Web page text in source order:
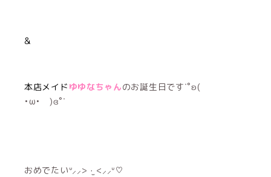
&
本店メイド ゆゆなちゃんのお誕生日です˙˚ʚ(
•ω• )ɞ˚˙
おめでたいᐡ⸝⸝> ·̫ <⸝⸝ᐡ♡